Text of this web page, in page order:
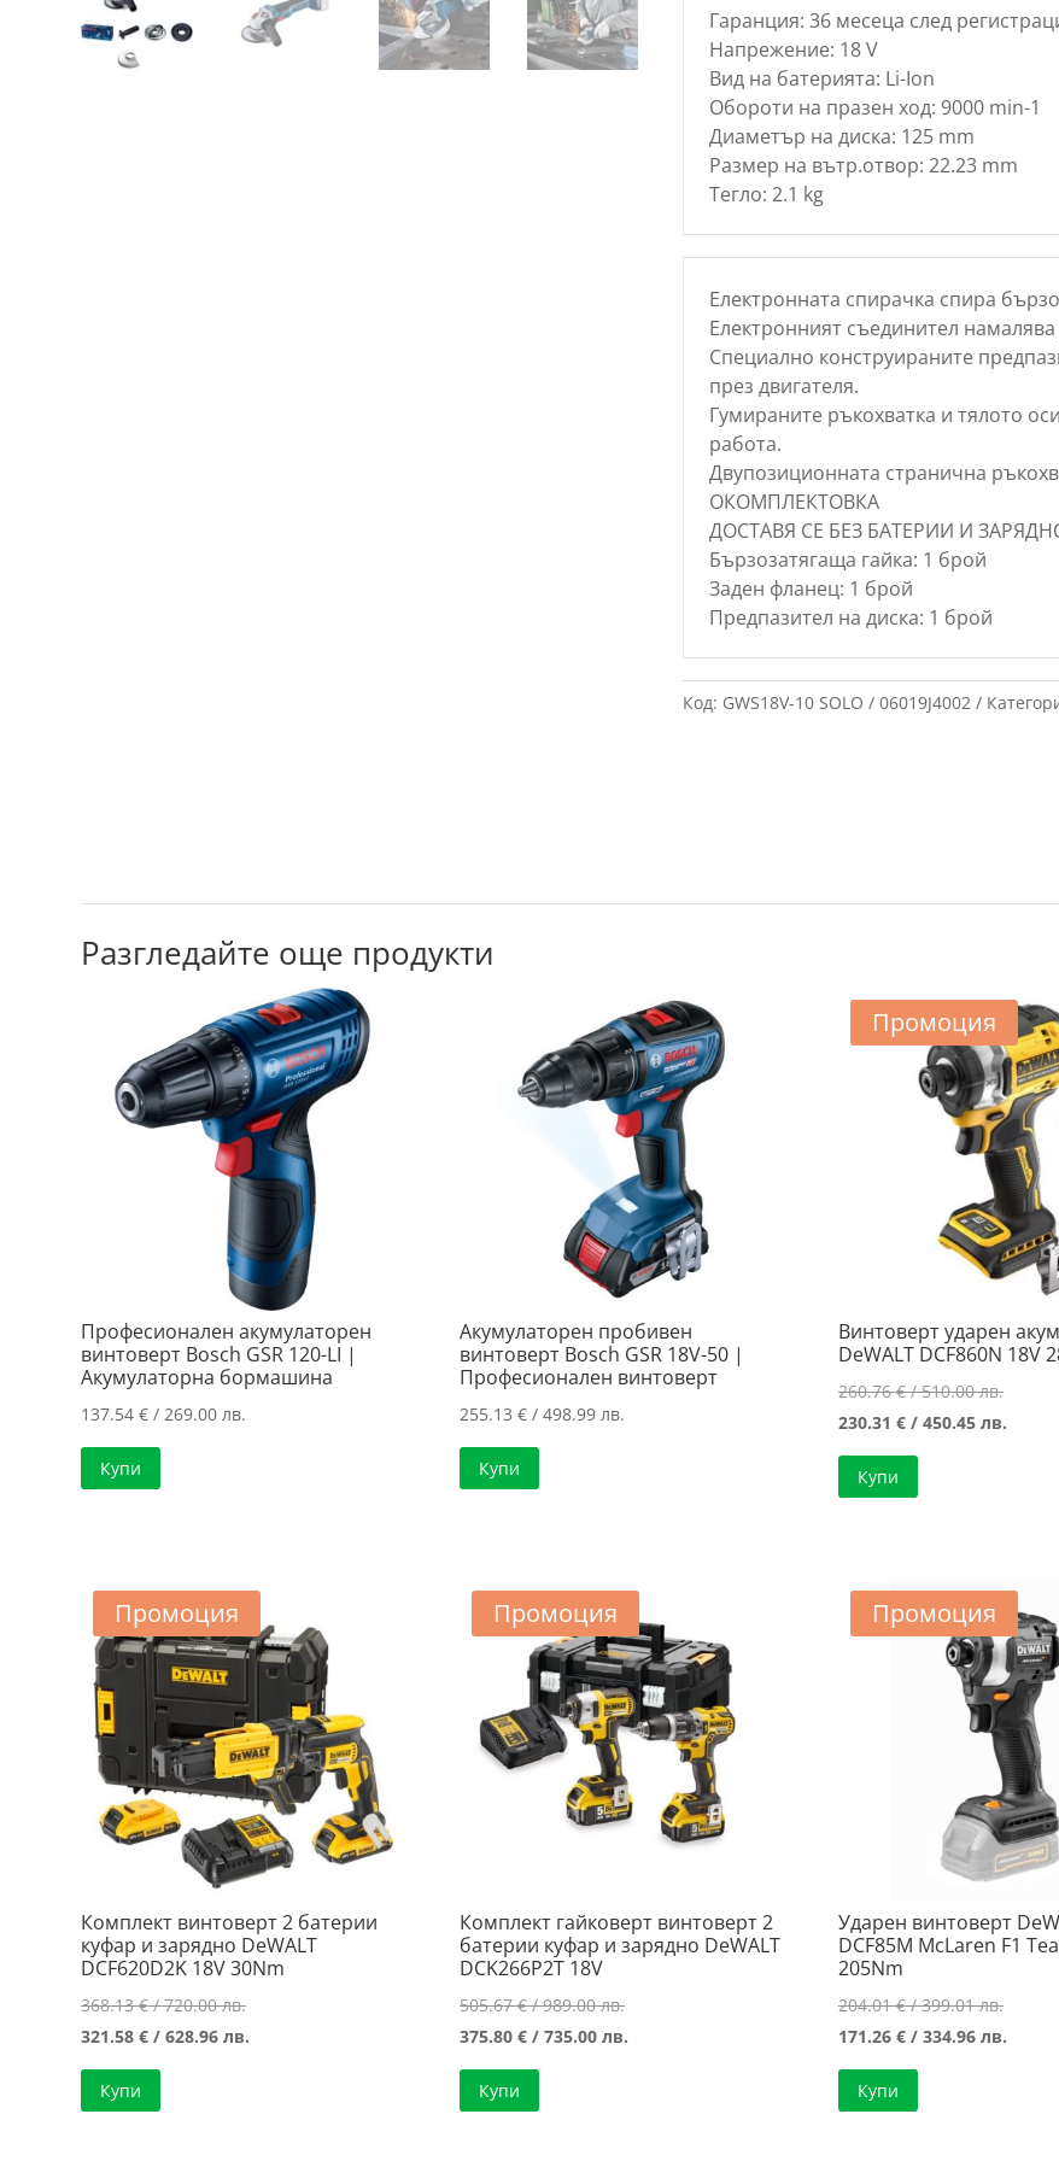
Гаранция: 36 месеца след
Напрежение: 18 V
Вид на батерията: Li-Ion
Обороти на празен ход: 9000 min-1
Диаметър на диска: 125 mm
Размер на вътр.отвор: 22.23 mm
Тегло: 2.1 kg
Електронната спирачка спира
Електронният съединител
Специално конструираните
през двигателя.
Гумираните ръкохватка и тялото
работа.
Двупозиционната странична
ОКОМПЛЕКТОВКА
ДОСТАВЯ СЕ БЕЗ БАТЕРИИ И
Бързозатягаща гайка: 1 брой
Заден фланец: 1 брой
Предпазител на диска: 1 брой
Код: GWS18V-10 SOLO / 06019J4002
Разгледайте още продукти
Професионален акумулаторен
винтоверт Bosch GSR 120-LI |
Акумулаторна бормашина
137.54€ / 269.00 лв.
Купи
Акумулаторен пробивен
винтоверт Bosch GSR 18V-50 |
Професионален винтоверт
255.13€ / 498.99 лв.
Купи
Промоция
Винтоверт ударен
DeWALT DCF860N 18V
260.76€/ 510.00 лв.Original
price
230.31 €/ 450.45 лв.
Купи
Промоция
Комплект винтоверт 2 батерии
куфар и зарядно DeWALT
DCF620D2K 18V 30Nm
368.13€/ 720.00 лв.Original
price
321.58€ / 628.96 лв.
Купи
Промоция
Комплект гайковерт винтоверт 2
батерии куфар и зарядно DeWALT
DCK266P2T 18V
505.67€/ 989.00 лв.Original
price
375.80€ / 735.00 лв.
Купи
Промоция
Ударен винтоверт
DCF85M McLaren F1
205Nm
204.01€/ 399.01 лв.Original
price
171.26 €/ 334.96 лв.
Купи